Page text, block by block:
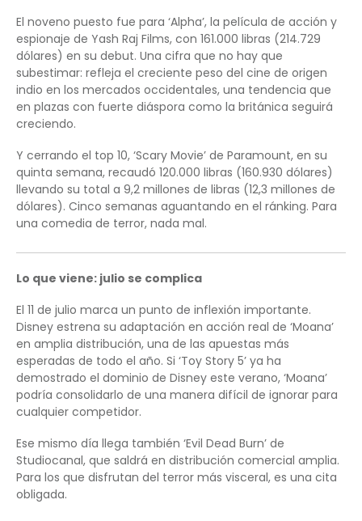
El noveno puesto fue para ‘Alpha’, la película de acción y
espionaje de Yash Raj Films, con 161.000 libras (214.729
dólares) en su debut. Una cifra que no hay que
subestimar: refleja el creciente peso del cine de origen
indio en los mercados occidentales, una tendencia que
en plazas con fuerte diáspora como la británica seguirá
creciendo.
Y cerrando el top 10, ‘Scary Movie’ de Paramount, en su
quinta semana, recaudó 120.000 libras (160.930 dólares)
llevando su total a 9,2 millones de libras (12,3 millones de
dólares). Cinco semanas aguantando en el ránking. Para
una comedia de terror, nada mal.
Lo que viene: julio se complica
El 11 de julio marca un punto de inflexión importante.
Disney estrena su adaptación en acción real de ‘Moana’
en amplia distribución, una de las apuestas más
esperadas de todo el año. Si ‘Toy Story 5’ ya ha
demostrado el dominio de Disney este verano, ‘Moana’
podría consolidarlo de una manera difícil de ignorar para
cualquier competidor.
Ese mismo día llega también ‘Evil Dead Burn’ de
Studiocanal, que saldrá en distribución comercial amplia.
Para los que disfrutan del terror más visceral, es una cita
obligada.